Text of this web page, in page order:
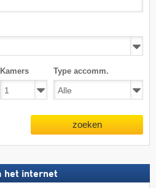
Kamers Type accomm.
zoeken
het internet